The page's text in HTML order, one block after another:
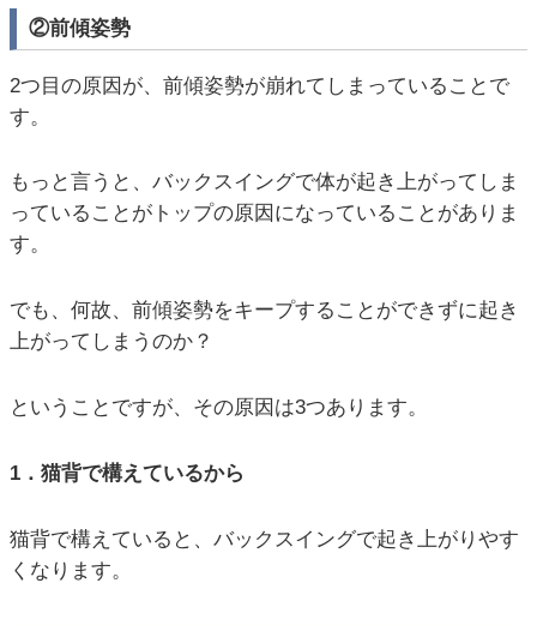
②前傾姿勢
2つ目の原因が、前傾姿勢が崩れてしまっていることで
す。
もっと言うと、バックスイングで体が起き上がってしま
っていることがトップの原因になっていることがありま
す。
でも、何故、前傾姿勢をキープすることができずに起き
上がってしまうのか？
ということですが、その原因は3つあります。
1．猫背で構えているから
猫背で構えていると、バックスイングで起き上がりやす
くなります。